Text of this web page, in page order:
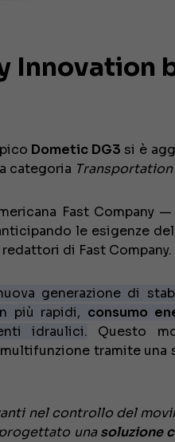
Innovation
Dometic DG3 si è
categoria
Fast Company —
le esigenze
di Fast Company.
generazione di
più rapidi, consumo
idraulici. Questo
tramite una
nel controllo del
unasoluzione